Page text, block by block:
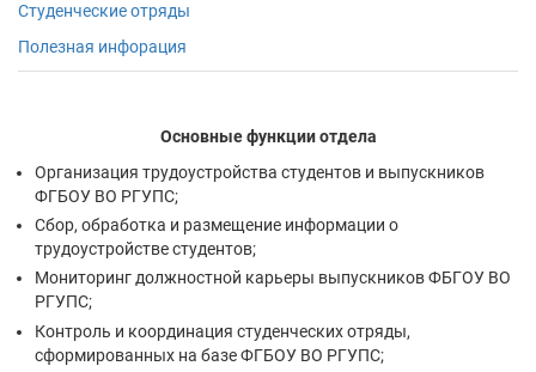
Студенческие отряды
Полезная инфорация
Основные функции отдела
Организация трудоустройства студентов и выпускников
ФГБОУ ВО РГУПС;
Сбор, обработка и размещение информации о
трудоустройстве студентов;
Мониторинг должностной карьеры выпускников ФБГОУ ВО
РГУПС;
Контроль и координация студенческих отряды,
сформированных на базе ФГБОУ ВО РГУПС;